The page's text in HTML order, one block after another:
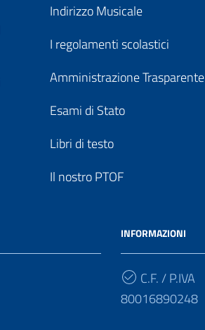
Indirizzo Musicale
I regolamenti scolastici
Amministrazione Trasparente
Esami di Stato
Libri di testo
Il nostro PTOF
INFORMAZIONI
C.F. / P.IVA
80016890248